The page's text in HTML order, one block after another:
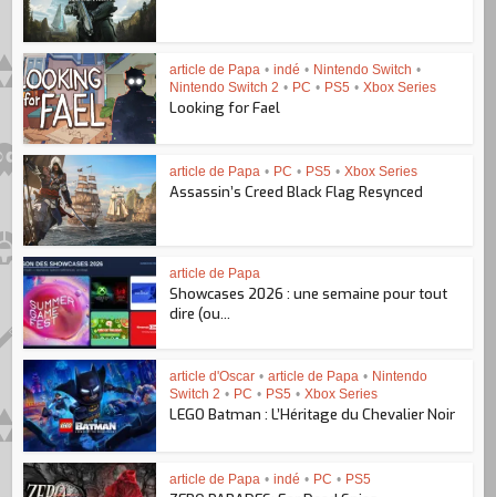
article de Papa • indé • Nintendo Switch •
Nintendo Switch 2 • PC • PS5 • Xbox Series
Looking for Fael
article de Papa • PC • PS5 • Xbox Series
Assassin’s Creed Black Flag Resynced
article de Papa
Showcases 2026 : une semaine pour tout
dire (ou...
article d'Oscar • article de Papa • Nintendo
Switch 2 • PC • PS5 • Xbox Series
LEGO Batman : L’Héritage du Chevalier Noir
article de Papa • indé • PC • PS5